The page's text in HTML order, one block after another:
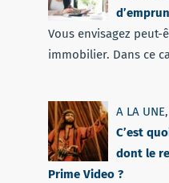
Vous envisagez peut-
immobilier. Dans ce
A LA UNE,
C’est
dont le
Prime Video ?